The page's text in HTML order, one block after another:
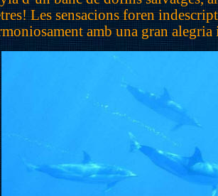
Les sensacions foren
amb una gran